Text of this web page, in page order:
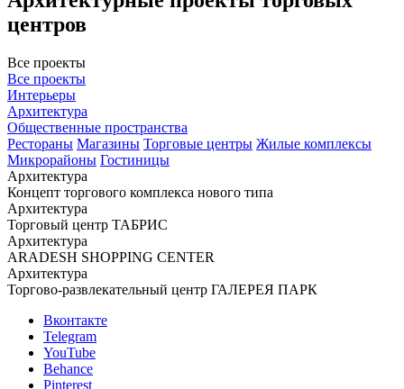
центров
Все проекты
Все проекты
Интерьеры
Архитектура
Общественные пространства
Рестораны Магазины Торговые центры Жилые комплексы
Микрорайоны Гостиницы
Архитектура
Концепт торгового комплекса нового типа
Архитектура
Торговый центр ТАБРИС
Архитектура
ARADESH SHOPPING CENTER
Архитектура
Торгово-развлекательный центр ГАЛЕРЕЯ ПАРК
Вконтакте
Telegram
YouTube
Behance
Pinterest